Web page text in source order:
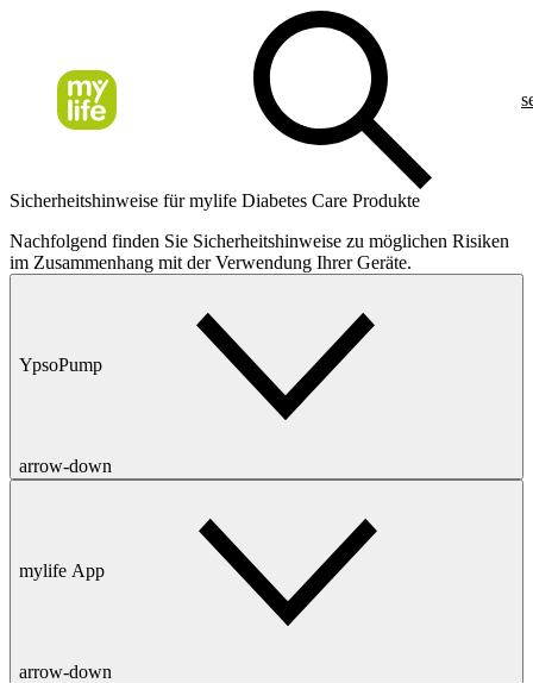
Sicherheitshinweise für mylife Diabetes Care Produkte
Nachfolgend finden Sie Sicherheitshinweise zu möglichen Risiken
im Zusammenhang mit der Verwendung Ihrer Geräte.
YpsoPump
arrow-down
mylife App
arrow-down